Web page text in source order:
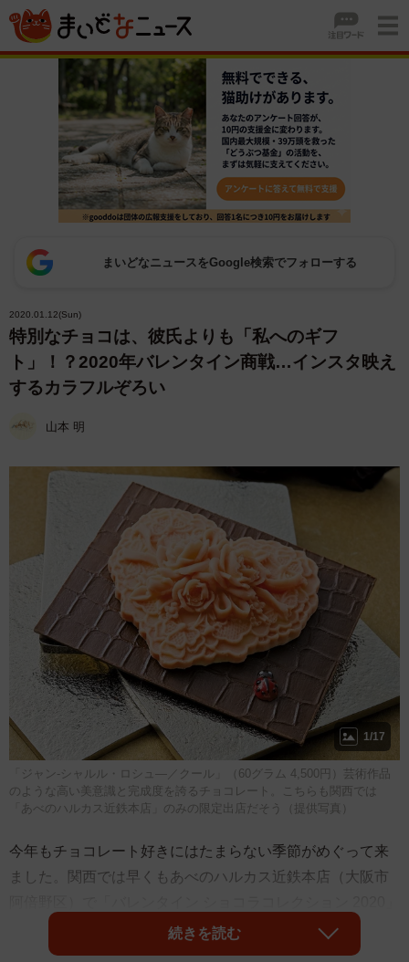
まいどなニュースをGoogle検索でフォローする
2020.01.12(Sun)
特別なチョコは、彼氏よりも「私へのギフ
ト」！？2020年バレンタイン商戦…インスタ映え
するカラフルぞろい
山本 明
1/17
「ジャン‐シャルル・ロシュ―／クール」（60グラム 4,500円）芸術作品
のような高い美意識と完成度を誇るチョコレート。こちらも関西では
「あべのハルカス近鉄本店」のみの限定出店だそう（提供写真）
今年もチョコレート好きにはたまらない季節がめぐって来
ました。関西では早くもあべのハルカス近鉄本店（大阪市
が1月18日からスタート。大丸神戸店（神戸市中央区）でも
バレンタイン企画『Chocolat Promenade（ショコラプロム
続きを読む